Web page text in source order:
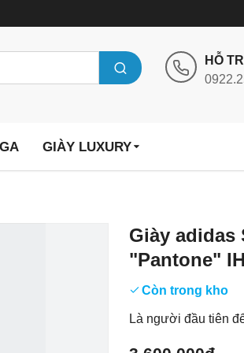
HỖ
GIÀY LUXURY
Giày adidas
"Pantone"
Còn trong kho
Là người đầu tiên
Chuyển